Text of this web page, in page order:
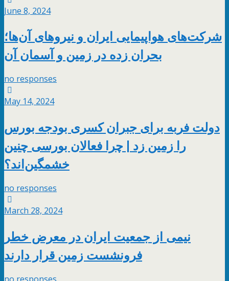
June 8, 2024
شرکت‌های هواپیمایی ایران و نیروهای‌ آ‌ن‌ها؛
بحران زده در زمین و آسمان آن
no responses
May 14, 2024
دولت فربه برای جبران کسری بودجه بورس
را زمین زد | چرا فعالان بورسی چنین
خشمگین‌اند؟
no responses
March 28, 2024
نیمی از جمعیت ایران در معرض خطر
فرونشست زمین قرار دارند